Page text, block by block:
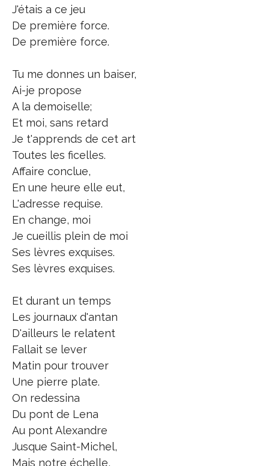
J'étais a ce jeu
De première force.
De première force.
Tu me donnes un baiser,
Ai-je propose
A la demoiselle;
Et moi, sans retard
Je t'apprends de cet art
Toutes les ficelles.
Affaire conclue,
En une heure elle eut,
L'adresse requise.
En change, moi
Je cueillis plein de moi
Ses lèvres exquises.
Ses lèvres exquises.
Et durant un temps
Les journaux d'antan
D'ailleurs le relatent
Fallait se lever
Matin pour trouver
Une pierre plate.
On redessina
Du pont de Lena
Au pont Alexandre
Jusque Saint-Michel,
Mais notre échelle,